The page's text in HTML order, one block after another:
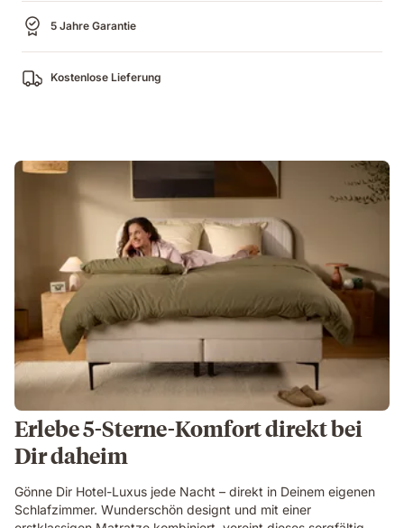
5 Jahre Garantie
Kostenlose Lieferung
Erlebe 5-Sterne-Komfort direkt bei
Dir daheim
Gönne Dir Hotel-Luxus jede Nacht – direkt in Deinem eigenen
Schlafzimmer. Wunderschön designt und mit einer